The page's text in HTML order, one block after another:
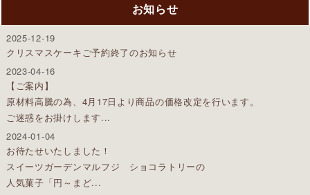
お知らせ
2025-12-19
クリスマスケーキご予約終了のお知らせ
2023-04-16
【ご案内】
原材料高騰の為、4月17日より商品の価格改定を行います。
ご迷惑をお掛けします...
2024-01-04
お待たせいたしました！
スイーツガーデンマルフジ ショコラトリーの
人気菓子「円～まど...